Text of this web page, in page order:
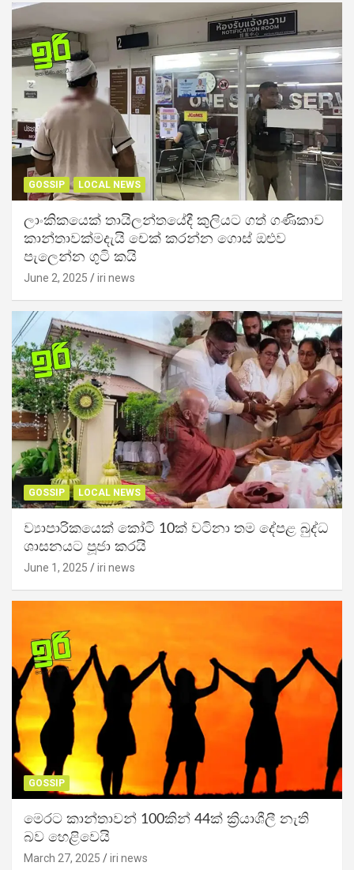
GOSSIP LOCAL NEWS
ලාංකිකයෙක් තායිලන්තයේදී කුලියට ගත් ගණිකාව
කාන්තාවක්මදැයි චෙක් කරන්න ගොස් ඔළුව
පැලෙන්න ගුටි කයි
June 2, 2025 iri news
GOSSIP LOCAL NEWS
ව්‍යාපාරිකයෙක් කෝටි 10ක් වටිනා තම දේපළ බුද්ධ
ශාසනයට පූජා කරයි
June 1, 2025 iri news
GOSSIP
මෙරට කාන්තාවන් 100කින් 44ක් ක්‍රියාශීලී නැති
බව හෙළිවෙයි
March 27, 2025 iri news